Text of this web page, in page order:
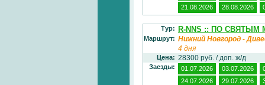
21.08.2026
28.08.2026
Тур: R-NNS :: ПО
Маршрут: Нижний Новгород -
4 дня
Цена: 28300 руб. / доп. ж/д
Заезды: 01.07.2026 03.07.2026
24.07.2026
29.07.2026